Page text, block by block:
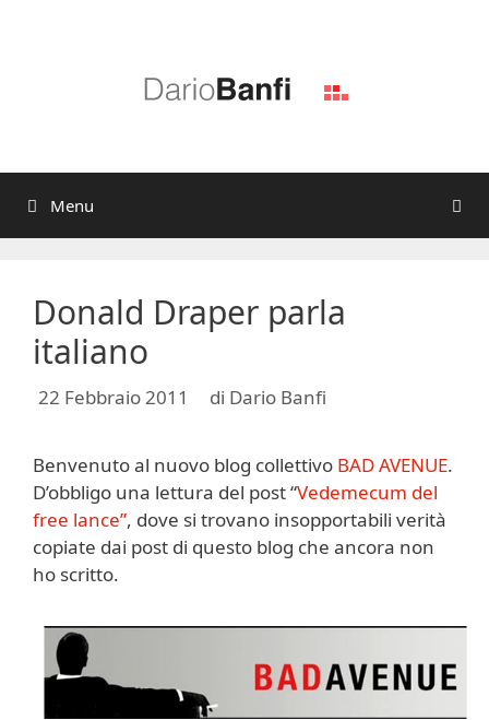
Menu
Donald Draper parla
italiano
22 Febbraio 2011 di Dario Banfi
Benvenuto al nuovo blog collettivo BAD AVENUE.
D’obbligo una lettura del post “Vedemecum del
free lance”, dove si trovano insopportabili verità
copiate dai post di questo blog che ancora non
ho scritto.